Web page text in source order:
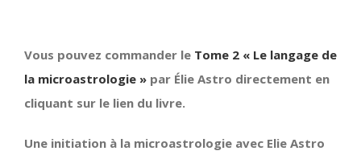
Vous pouvez commander le Tome 2 « Le langage de
la microastrologie » par Élie Astro directement en
cliquant sur le lien du livre.
Une initiation à la microastrologie avec Elie Astro